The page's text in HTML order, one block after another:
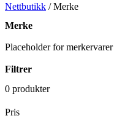
Nettbutikk / Merke
Merke
Placeholder for merkervarer
Filtrer
0 produkter
Pris